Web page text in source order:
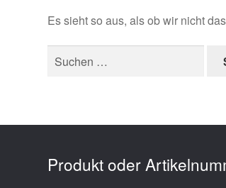
Es sieht so aus, als ob wir nicht
Suchen
nach:
Produkt oder